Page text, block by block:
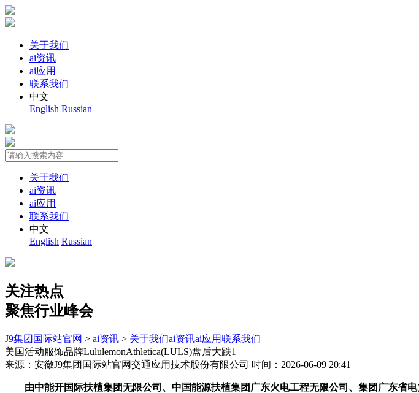
关于我们
ai资讯
ai应用
联系我们
中文
English Russian
关于我们
ai资讯
ai应用
联系我们
中文
English Russian
关注热点
聚焦行业峰会
J9集团国际站官网 > ai资讯 > 关于我们ai资讯ai应用联系我们
美国活动服饰品牌LululemonAthletica(LULS)盘后大跌1
来源：安徽J9集团国际站官网交通应用技术股份有限公司 时间：2026-06-09 20:41
由中能开国际扶植集团无限公司、中国能源扶植集团广东火电工程无限公司、集团广东省